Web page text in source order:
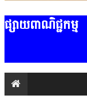
ផ្សាយពាណិជ្ជកម្ម